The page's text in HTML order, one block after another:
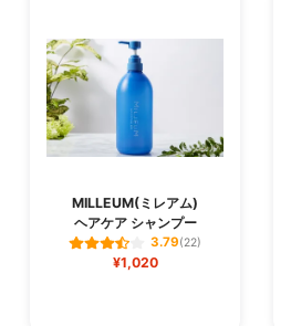
MILLEUM(ミレアム)
ヘアケア シャンプー
3.79(22)
¥1,020